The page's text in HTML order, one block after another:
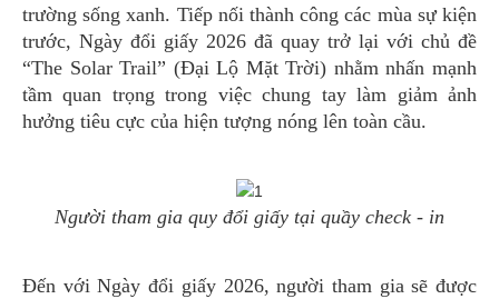
trường sống xanh. Tiếp nối thành công các mùa sự kiện
trước, Ngày đổi giấy 2026 đã quay trở lại với chủ đề
“The Solar Trail” (Đại Lộ Mặt Trời) nhằm nhấn mạnh
tầm quan trọng trong việc chung tay làm giảm ảnh
hưởng tiêu cực của hiện tượng nóng lên toàn cầu.
Người tham gia quy đổi giấy tại quầy check - in
Đến với Ngày đổi giấy 2026, người tham gia sẽ được